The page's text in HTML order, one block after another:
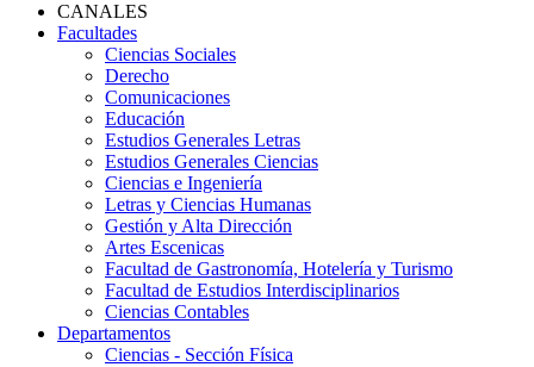
CANALES
Facultades
Ciencias Sociales
Derecho
Comunicaciones
Educación
Estudios Generales Letras
Estudios Generales Ciencias
Ciencias e Ingeniería
Letras y Ciencias Humanas
Gestión y Alta Dirección
Artes Escenicas
Facultad de Gastronomía, Hotelería y Turismo
Facultad de Estudios Interdisciplinarios
Ciencias Contables
Departamentos
Ciencias - Sección Física